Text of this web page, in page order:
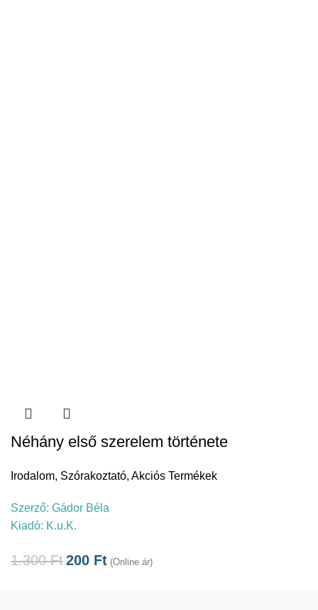
Néhány első szerelem története
Irodalom, Szórakoztató, Akciós Termékek
Szerző: Gádor Béla
Kiadó: K.u.K.
1.300Ft200 Ft (Online ár)